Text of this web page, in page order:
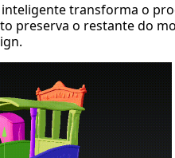
inteligente transforma o
preserva o restante do